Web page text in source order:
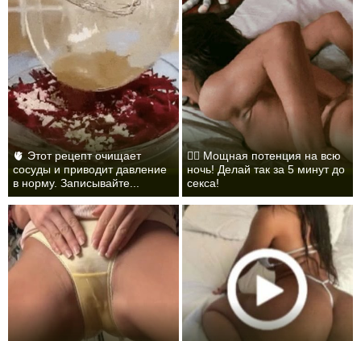
🫀 Этот рецепт очищает
сосуды и приводит давление
в норму. Записывайте...
❤️‍🔥 Мощная потенция на всю
ночь! Делай так за 5 минут до
секса!